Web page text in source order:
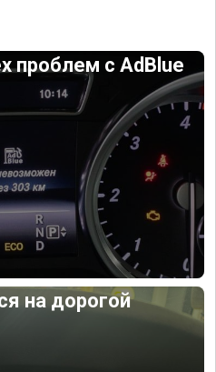
проблем с AdBlue
на дорогой